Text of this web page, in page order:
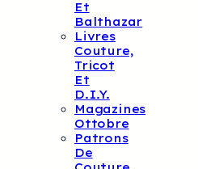
Et
Balthazar
Livres
Couture,
Tricot
Et
D.I.Y.
Magazines
Ottobre
Patrons
De